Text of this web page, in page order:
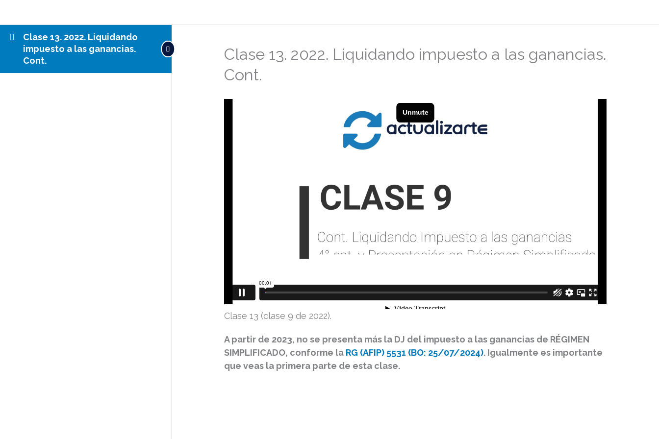
Clase 13. 2022. Liquidando
impuesto a las ganancias.
Cont.
Clase 13. 2022. Liquidando impuesto a las ganancias.
Cont.
Clase 13 (clase 9 de 2022).
A partir de 2023, no se presenta más la DJ del impuesto a las ganancias de RÉGIMEN
SIMPLIFICADO, conforme la RG (AFIP) 5531 (BO: 25/07/2024). Igualmente es importante
que veas la primera parte de esta clase.